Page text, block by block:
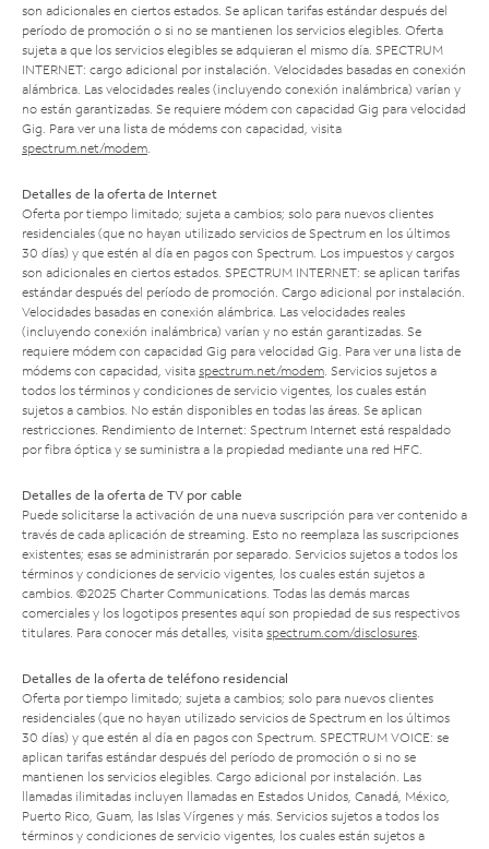
son adicionales en ciertos estados. Se aplican tarifas estándar después del
período de promoción o si no se mantienen los servicios elegibles. Oferta
sujeta a que los servicios elegibles se adquieran el mismo día. SPECTRUM
INTERNET: cargo adicional por instalación. Velocidades basadas en conexión
alámbrica. Las velocidades reales (incluyendo conexión inalámbrica) varían y
no están garantizadas. Se requiere módem con capacidad Gig para velocidad
Gig. Para ver una lista de módems con capacidad, visita
spectrum.net/modem
Detalles de la oferta de Internet
Oferta por tiempo limitado; sujeta a cambios; solo para nuevos clientes
residenciales (que no hayan utilizado servicios de Spectrum en los últimos
30 días) y que estén al día en pagos con Spectrum. Los impuestos y cargos
son adicionales en ciertos estados. SPECTRUM INTERNET: se aplican tarifas
estándar después del período de promoción. Cargo adicional por instalación.
Velocidades basadas en conexión alámbrica. Las velocidades reales
(incluyendo conexión inalámbrica) varían y no están garantizadas. Se
requiere módem con capacidad Gig para velocidad Gig. Para ver una lista de
módems con capacidad, visita spectrum.net/modem . Servicios sujetos a
todos los términos y condiciones de servicio vigentes, los cuales están
sujetos a cambios. No están disponibles en todas las áreas. Se aplican
restricciones. Rendimiento de Internet: Spectrum Internet está respaldado
por fibra óptica y se suministra a la propiedad mediante una red HFC.
Detalles de la oferta de TV por cable
Puede solicitarse la activación de una nueva suscripción para ver contenido a
través de cada aplicación de streaming. Esto no reemplaza las suscripciones
existentes; esas se administrarán por separado. Servicios sujetos a todos los
términos y condiciones de servicio vigentes, los cuales están sujetos a
cambios. ©2025 Charter Communications. Todas las demás marcas
comerciales y los logotipos presentes aquí son propiedad de sus respectivos
titulares. Para conocer más detalles, visita spectrum.com/disclosures
Detalles de la oferta de teléfono residencial
Oferta por tiempo limitado; sujeta a cambios; solo para nuevos clientes
residenciales (que no hayan utilizado servicios de Spectrum en los últimos
30 días) y que estén al día en pagos con Spectrum. SPECTRUM VOICE: se
aplican tarifas estándar después del período de promoción o si no se
mantienen los servicios elegibles. Cargo adicional por instalación. Las
llamadas ilimitadas incluyen llamadas en Estados Unidos, Canadá, México,
Puerto Rico, Guam, las Islas Vírgenes y más. Servicios sujetos a todos los
términos y condiciones de servicio vigentes, los cuales están sujetos a